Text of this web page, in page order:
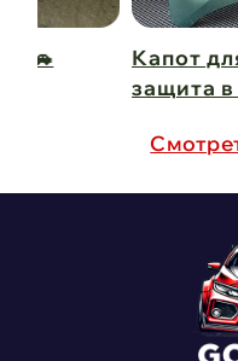
Капот для
защита в одно ...